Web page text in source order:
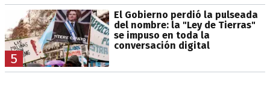
5
El Gobierno perdió la pulseada
del nombre: la "Ley de Tierras"
se impuso en toda la
conversación digital